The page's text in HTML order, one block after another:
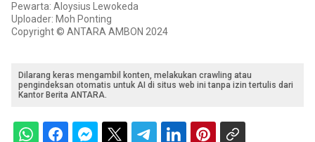
Pewarta: Aloysius Lewokeda
Uploader: Moh Ponting
Copyright © ANTARA AMBON 2024
Dilarang keras mengambil konten, melakukan crawling atau
pengindeksan otomatis untuk AI di situs web ini tanpa izin tertulis dari
Kantor Berita ANTARA.